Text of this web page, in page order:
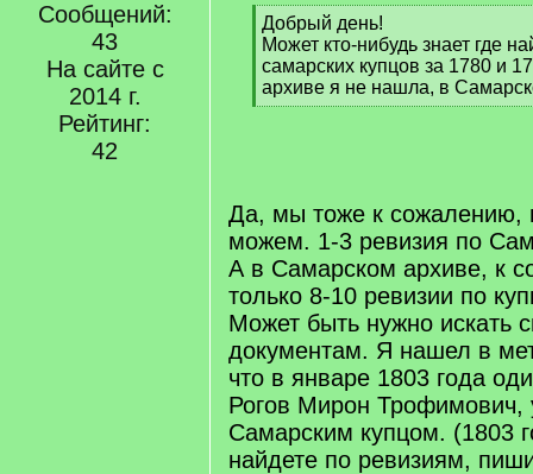
Сообщений:
43
На сайте с
2014 г.
Рейтинг:
42
[
q
]
Добрый день!
Может кто-нибудь знает где
самарских купцов за 1780 и
архиве я не нашла, в
[
Да, мы тоже к сожалению,
можем. 1-3 ревизия по
А в Самарском архиве, к
только 8-10 ревизии по
Может быть нужно искать
документам. Я нашел в
что в январе 1803 года
Рогов Мирон Трофимович,
Самарским купцом. (1803
найдете по ревизиям,